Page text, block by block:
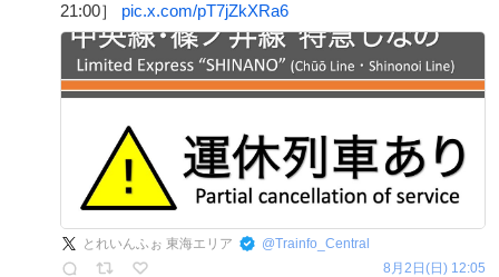
21:00］ pic.x.com/pT7jZkXRa6
とれいんふぉ 東海エリア @Trainfo_Central
8月2日(日) 12:05